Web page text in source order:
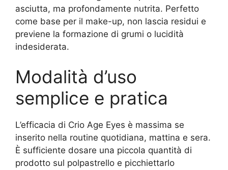
asciutta, ma profondamente nutrita. Perfetto
come base per il make-up, non lascia residui e
previene la formazione di grumi o lucidità
indesiderata.
Modalità d’uso
semplice e pratica
L’efficacia di Crio Age Eyes è massima se
inserito nella routine quotidiana, mattina e sera.
È sufficiente dosare una piccola quantità di
prodotto sul polpastrello e picchiettarlo